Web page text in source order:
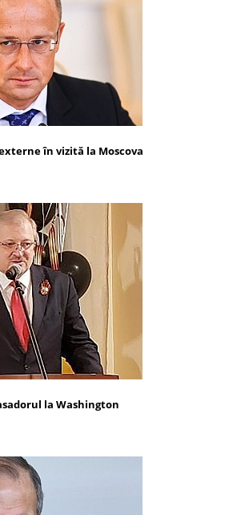
în vizită la Moscova
la Washington